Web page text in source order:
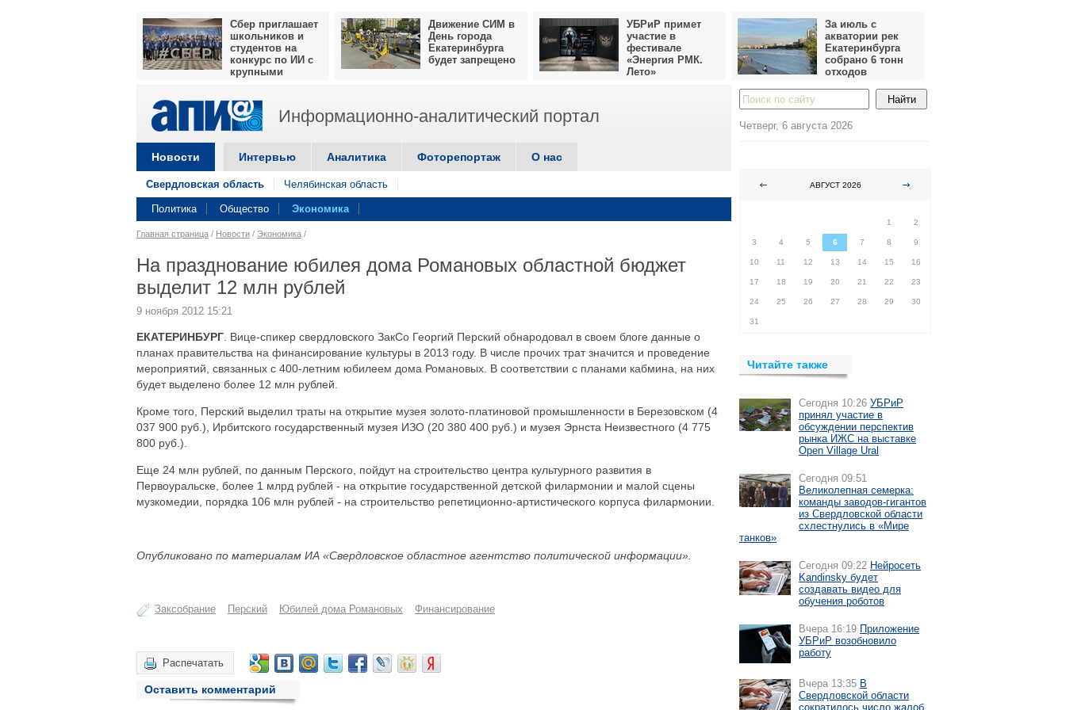
Сбер приглашает
школьников и
студентов на
конкурс по ИИ с
крупными
Движение СИМ в
День города
Екатеринбурга
будет запрещено
УБРиР примет
участие в
фестивале
«Энергия РМК.
Лето»
За июль с
акватории рек
Екатеринбурга
собрано 6 тонн
отходов
Информационно-аналитический портал
Новости Интервью Аналитика Фоторепортаж О нас
Свердловская область Челябинская область
Политика Общество Экономика
Главная страница / Новости / Экономика /
На празднование юбилея дома Романовых областной бюджет
выделит 12 млн рублей
9 ноября 2012 15:21
ЕКАТЕРИНБУРГ . Вице-спикер свердловского ЗакСо Георгий Перский обнародовал в своем блоге данные о
планах правительства на финансирование культуры в 2013 году. В числе прочих трат значится и проведение
мероприятий, связанных с 400-летним юбилеем дома Романовых. В соответствии с планами кабмина, на них
будет выделено более 12 млн рублей.
Кроме того, Перский выделил траты на открытие музея золото-платиновой промышленности в Березовском (4
037 900 руб.), Ирбитского государственный музея ИЗО (20 380 400 руб.) и музея Эрнста Неизвестного (4 775
800 руб.).
Еще 24 млн рублей, по данным Перского, пойдут на строительство центра культурного развития в
Первоуральске, более 1 млрд рублей - на открытие государственной детской филармонии и малой сцены
музкомедии, порядка 106 млн рублей - на строительство репетиционно-артистического корпуса филармонии.
Опубликовано по материалам ИА «Свердловское областное агентство политической информации».
Заксобрание Перский Юбилей дома Романовых Финансирование
Распечатать
Оставить комментарий
Четверг, 6 августа 2026
АВГУСТ 2026
1
2
3 4 5 6 7 8 9
10 11 12 13 14 15 16
17 18 19 20 21 22 23
24 25 26 27 28 29 30
31
Читайте также
Сегодня 10:26 УБРиР
принял участие в
обсуждении перспектив
рынка ИЖС на выставке
Open Village Ural
Сегодня 09:51
Великолепная семерка:
команды заводов-гигантов
из Свердловской области
схлестнулись в «Мире
танков»
Сегодня 09:22 Нейросеть
Kandinsky будет
создавать видео для
обучения роботов
Вчера 16:19 Приложение
УБРиР возобновило
работу
Вчера 13:35 В
Свердловской области
сократилось число жалоб